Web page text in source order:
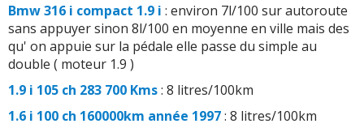
Bmw 316 i compact 1.9 i : environ 7l/100 sur autoroute
sans appuyer sinon 8l/100 en moyenne en ville mais des
qu' on appuie sur la pédale elle passe du simple au
double ( moteur 1.9 )
1.9 i 105 ch 283 700 Kms: 8 litres/100km
1.6 i 100 ch 160000km année 1997: 8 litres/100km